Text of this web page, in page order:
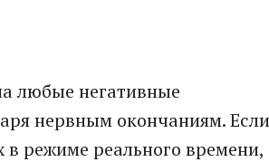
любые негативные
нервным окончаниям. Если
режиме реального времени,